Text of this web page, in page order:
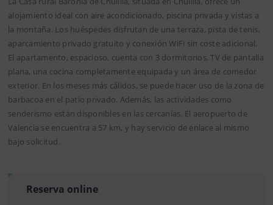
alojamiento ideal con aire acondicionado, piscina privada y vistas a
la montaña. Los huéspedes disfrutan de una terraza, pista de tenis,
aparcamiento privado gratuito y conexión WiFi sin coste adicional.
El apartamento, espacioso, cuenta con 3 dormitorios, TV de pantalla
plana, una cocina completamente equipada y un área de comedor
exterior. En los meses más cálidos, se puede hacer uso de la zona de
barbacoa en el patio privado. Además, las actividades como
senderismo están disponibles en las cercanías. El aeropuerto de
Valencia se encuentra a 57 km, y hay servicio de enlace al mismo
bajo solicitud.
Reserva online